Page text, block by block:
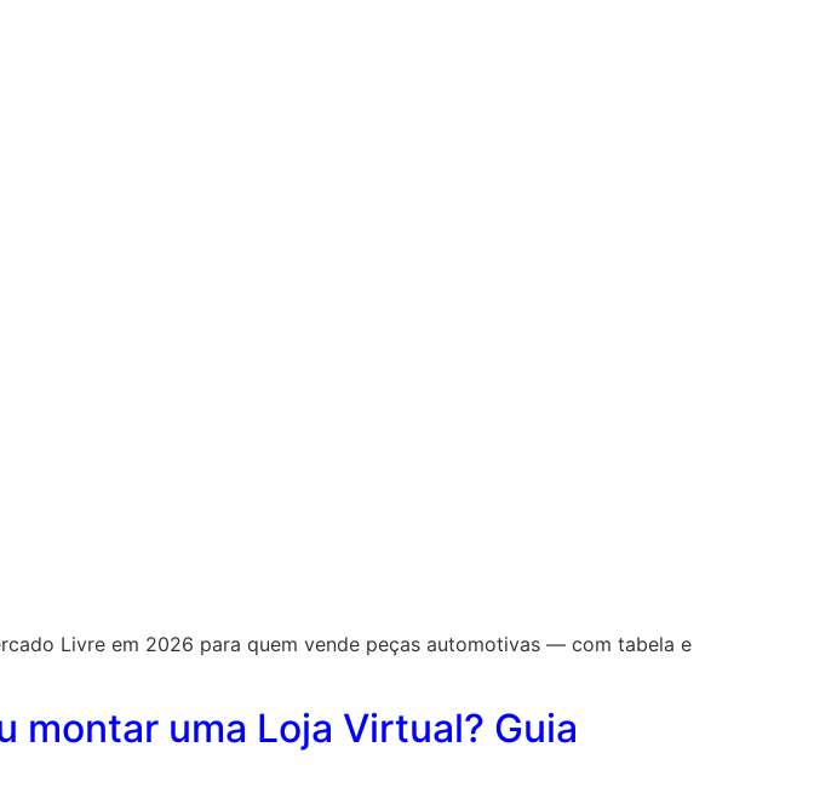
Livre em 2026 para quem vende peças automotivas — com tabela e
montar uma Loja Virtual? Guia